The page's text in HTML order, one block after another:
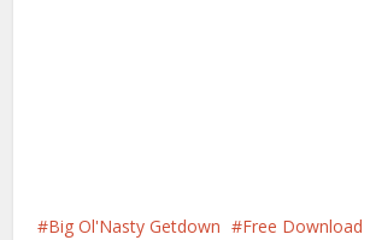
Big Ol'Nasty Getdown Free Download